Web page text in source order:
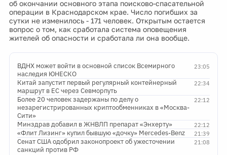
об окончании основного этапа поисково-спасательной
операции в Краснодарском крае. Число погибших за
сутки не изменилось - 171 человек. Открытым остается
вопрос о том, как сработала система оповещения
жителей об опасности и сработала ли она вообще.
23:05
ВДНХ может войти в основной список Всемирного
наследия ЮНЕСКО
22:34
Китай запустит первый регулярный контейнерный
маршрут в ЕС через Севморпуть
22:12
Более 20 человек задержаны по делу о
незарегистрированных криптообменниках в «Москва-
Сити»
22:12
Минздрав добавил в ЖНВЛП препарат «Энхерту»
21:39
«Флит Лизинг» купил бывшую «дочку» Mercedes-Benz
21:08
Сенат США одобрил законопроект об ужесточении
санкций против РФ